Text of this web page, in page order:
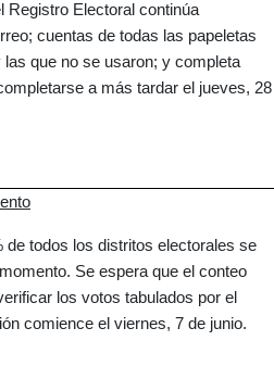
Registro Electoral continúa
cuentas de todas las papeletas
que no se usaron; y completa
a más tardar el jueves, 28
de todos los distritos electorales se
Se espera que el conteo
los votos tabulados por el
comience el viernes, 7 de junio.